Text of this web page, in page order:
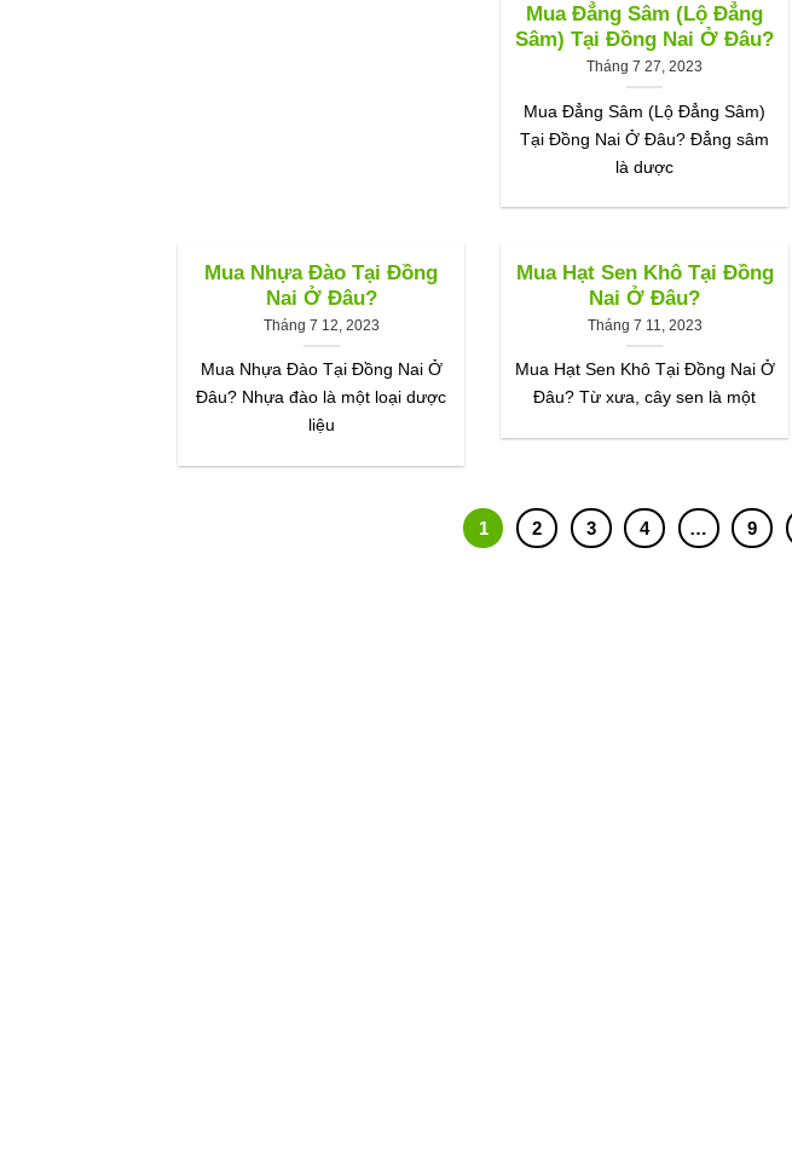
Mua Đẳng Sâm (Lộ Đẳng
Sâm) Tại Đồng Nai Ở Đâu?
Tháng 7 27, 2023
Mua Đẳng Sâm (Lộ Đẳng Sâm)
Tại Đồng Nai Ở Đâu? Đẳng sâm
là dược
Mua Nhựa Đào Tại Đồng
Nai Ở Đâu?
Tháng 7 12, 2023
Mua Nhựa Đào Tại Đồng Nai Ở
Đâu? Nhựa đào là một loại dược
liệu
Mua Hạt Sen Khô Tại Đồng
Nai Ở Đâu?
Tháng 7 11, 2023
Mua Hạt Sen Khô Tại Đồng Nai Ở
Đâu? Từ xưa, cây sen là một
1 2 3 4 … 9